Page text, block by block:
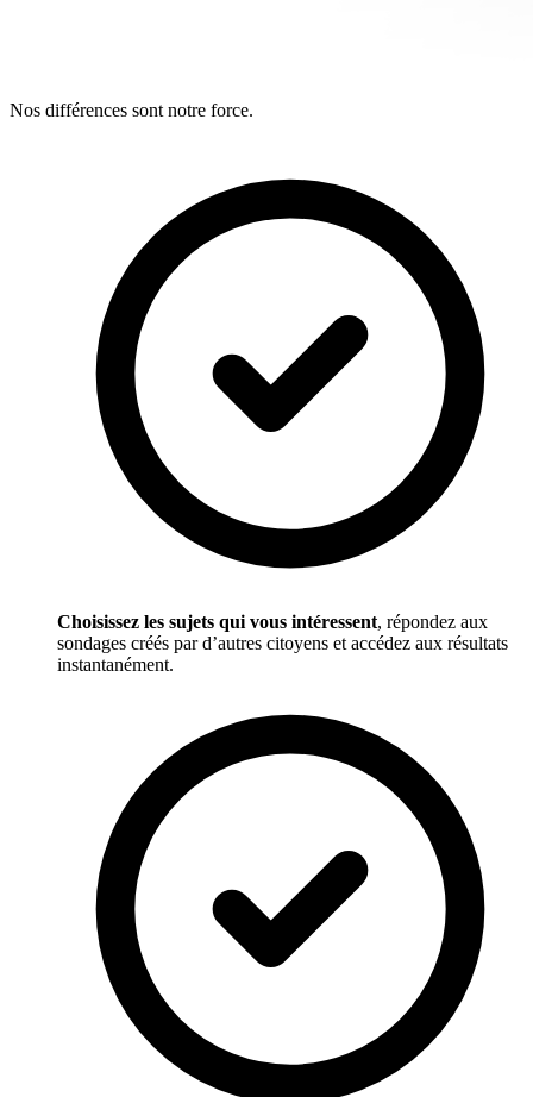
Nos différences sont notre force.
Choisissez les sujets qui vous intéressent, répondez aux
sondages créés par d’autres citoyens et accédez aux résultats
instantanément.